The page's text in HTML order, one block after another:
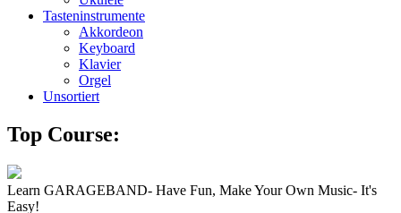
Tasteninstrumente
Akkordeon
Keyboard
Klavier
Orgel
Unsortiert
Top Course:
Learn GARAGEBAND- Have Fun, Make Your Own Music- It's
Easy!